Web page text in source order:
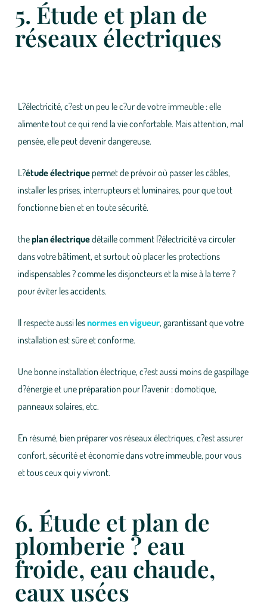
5. Étude et plan de
réseaux électriques
L?électricité, c?est un peu le c?ur de votre immeuble : elle
alimente tout ce qui rend la vie confortable. Mais attention, mal
pensée, elle peut devenir dangereuse.
L?étude électrique permet de prévoir où passer les câbles,
installer les prises, interrupteurs et luminaires, pour que tout
fonctionne bien et en toute sécurité.
theplan électriquedétaille comment l?électricité va circuler
dans votre bâtiment, et surtout où placer les protections
indispensables ? comme les disjoncteurs et la mise à la terre ?
pour éviter les accidents.
Il respecte aussi lesnormes en vigueur, garantissant que votre
installation est sûre et conforme.
Une bonne installation électrique, c?est aussi moins de gaspillage
d?énergie et une préparation pour l?avenir : domotique,
panneaux solaires, etc.
En résumé, bien préparer vos réseaux électriques, c?est assurer
confort, sécurité et économie dans votre immeuble, pour vous
et tous ceux qui y vivront.
6. Étude et plan de
plomberie ? eau
froide, eau chaude,
eaux usées